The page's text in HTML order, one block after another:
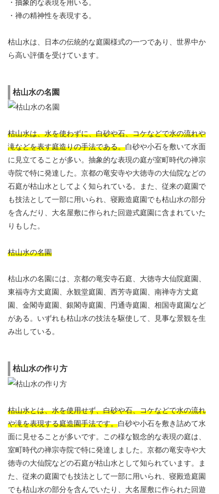
・抽象的な表現を用いる。
・禅の精神性を表現する。
枯山水は、日本の伝統的な庭園様式の一つであり、世界中か
ら高い評価を受けています。
枯山水の名園
枯山水は、水を使わずに、白砂や石、コケなどで水の流れや
滝などを表す庭造りの手法である。白砂や小石を敷いて水面
に見立てることが多い。抽象的な表現の庭が室町時代の禅宗
寺院で特に発達した。京都の竜安寺や大徳寺の大仙院などの
石庭が枯山水としてよく知られている。また、従来の庭園で
も技法として一部に用いられ、寝殿造庭園でも枯山水の部分
を含んだり、大名屋敷に作られた回遊式庭園に含まれていた
りもした。
枯山水の名園
枯山水の名園には、京都の竜安寺石庭、大徳寺大仙院庭園、
東福寺方丈庭園、永観堂庭園、西芳寺庭園、南禅寺方丈庭
園、金閣寺庭園、銀閣寺庭園、円通寺庭園、相国寺庭園など
がある。いずれも枯山水の技法を駆使して、見事な景観を生
み出している。
枯山水の作り方
枯山水とは、水を使用せず、白砂や石、コケなどで水の流れ
や滝を表現する庭造園手法です。白砂や小石を敷き詰めて水
面に見せることが多いです。この様な観念的な表現の庭は、
室町時代の禅宗寺院で特に発達しました。京都の竜安寺や大
徳寺の大仙院などの石庭が枯山水として知られています。ま
た、従来の庭園でも技法として一部に用いられ、寝殿造庭園
でも枯山水の部分を含んでいたり、大名屋敷に作られた回遊